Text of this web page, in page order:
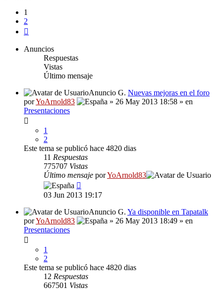
1
2
Anuncios
Respuestas
Vistas
Último mensaje
Anuncio G. Nuevas mejoras en el foro
porYoArnold83
» 26 May 2013 18:58 » en
Presentaciones
1
2
Este tema se publicó hace 4820 dias
11 Respuestas
775707 Vistas
Último mensaje porYoArnold83
03 Jun 2013 19:17
Anuncio G. Ya disponible en Tapatalk
porYoArnold83
» 26 May 2013 18:49 » en
Presentaciones
1
2
Este tema se publicó hace 4820 dias
12 Respuestas
667501 Vistas